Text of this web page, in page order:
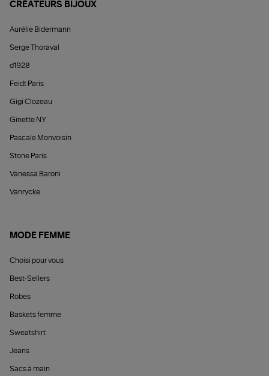
CRÉATEURS BIJOUX
Aurélie Bidermann
Serge Thoraval
d1928
Feidt Paris
Gigi Clozeau
Ginette NY
Pascale Monvoisin
Stone Paris
Vanessa Baroni
Vanrycke
MODE FEMME
Choisi pour vous
Best-Sellers
Robes
Baskets femme
Sweatshirt
Jeans
Sacs à main